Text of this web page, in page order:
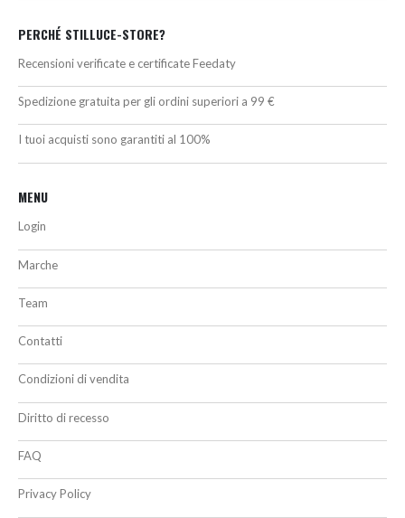
PERCHÉ STILLUCE-STORE?
Recensioni verificate e certificate Feedaty
Spedizione gratuita per gli ordini superiori a 99 €
I tuoi acquisti sono garantiti al 100%
MENU
Login
Marche
Team
Contatti
Condizioni di vendita
Diritto di recesso
FAQ
Privacy Policy